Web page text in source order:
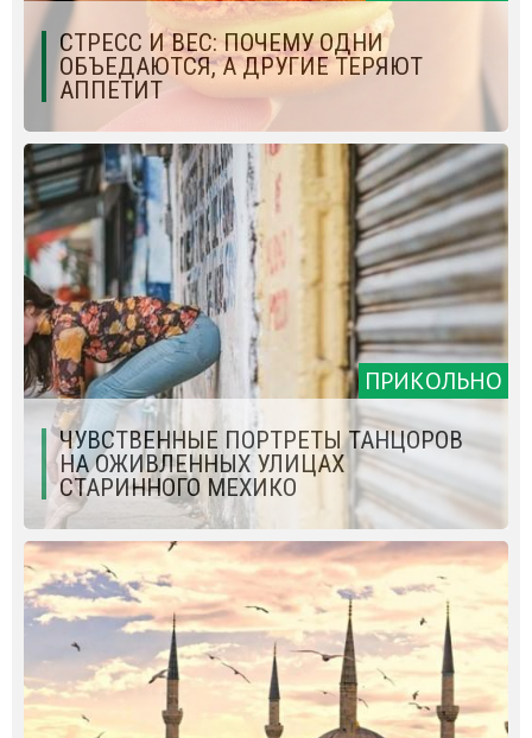
СТРЕСС И ВЕС: ПОЧЕМУ ОДНИ
ОБЪЕДАЮТСЯ, А ДРУГИЕ ТЕРЯЮТ
АППЕТИТ
ПРИКОЛЬНО
ЧУВСТВЕННЫЕ ПОРТРЕТЫ ТАНЦОРОВ
НА ОЖИВЛЕННЫХ УЛИЦАХ
СТАРИННОГО МЕХИКО